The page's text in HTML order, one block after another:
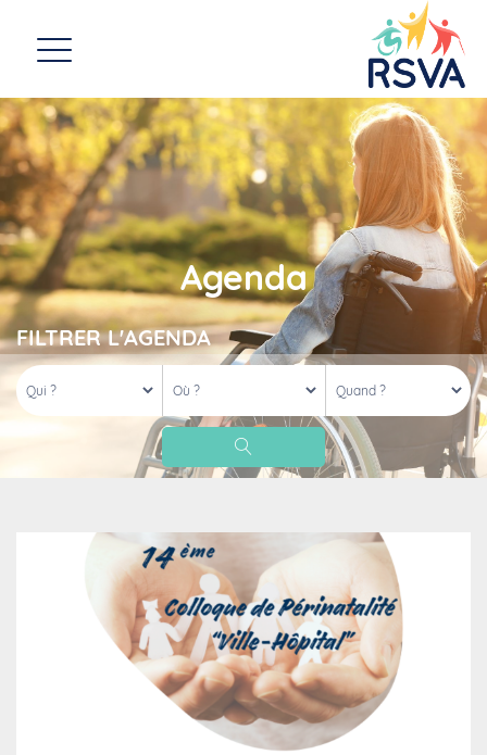
Agenda
FILTRER L'AGENDA